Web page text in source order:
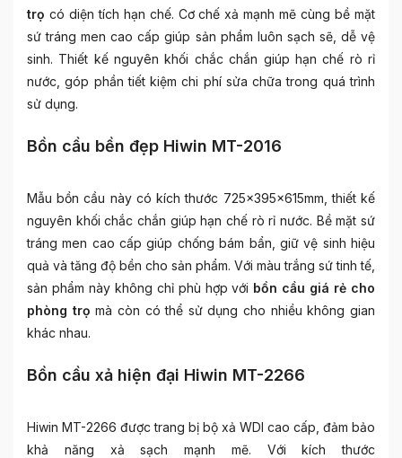
trọ có diện tích hạn chế. Cơ chế xả mạnh mẽ cùng bề mặt
sứ tráng men cao cấp giúp sản phẩm luôn sạch sẽ, dễ vệ
sinh. Thiết kế nguyên khối chắc chắn giúp hạn chế rò rỉ
nước, góp phần tiết kiệm chi phí sửa chữa trong quá trình
sử dụng.
Bồn cầu bền đẹp Hiwin MT-2016
Mẫu bồn cầu này có kích thước 725x395x615mm, thiết kế
nguyên khối chắc chắn giúp hạn chế rò rỉ nước. Bề mặt sứ
tráng men cao cấp giúp chống bám bẩn, giữ vệ sinh hiệu
quả và tăng độ bền cho sản phẩm. Với màu trắng sứ tinh tế,
sản phẩm này không chỉ phù hợp với bồn cầu giá rẻ cho
phòng trọ mà còn có thể sử dụng cho nhiều không gian
khác nhau.
Bồn cầu xả hiện đại Hiwin MT-2266
Hiwin MT-2266 được trang bị bộ xả WDI cao cấp, đảm bảo
khả năng xả sạch mạnh mẽ. Với kích thước